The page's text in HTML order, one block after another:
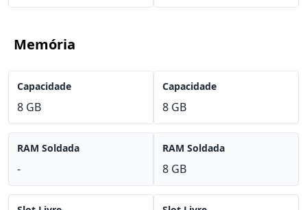
Memória
Capacidade
8 GB
RAM Soldada
-
Capacidade
8 GB
RAM Soldada
8 GB